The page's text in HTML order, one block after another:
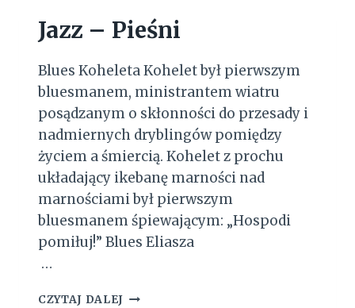
G
O
S
Y
Jazz – Pieśni
Blues Koheleta Kohelet był pierwszym
bluesmanem, ministrantem wiatru
posądzanym o skłonności do przesady i
nadmiernych dryblingów pomiędzy
życiem a śmiercią. Kohelet z prochu
układający ikebanę marności nad
marnościami był pierwszym
bluesmanem śpiewającym: „Hospodi
pomiłuj!” Blues Eliasza
…
CZYTAJ DALEJ